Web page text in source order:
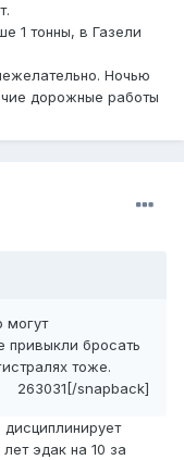
1 тонны, в Газели
Ночью
дорожные работы
могут
привыкли бросать
тоже.
263031[/snapback]
эдак на 10 за